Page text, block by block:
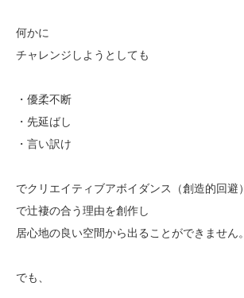
何かに
チャレンジしようとしても
・優柔不断
・先延ばし
・言い訳け
でクリエイティブアボイダンス（創造的回避）
で辻褄の合う理由を創作し
居心地の良い空間から出ることができません。
でも、